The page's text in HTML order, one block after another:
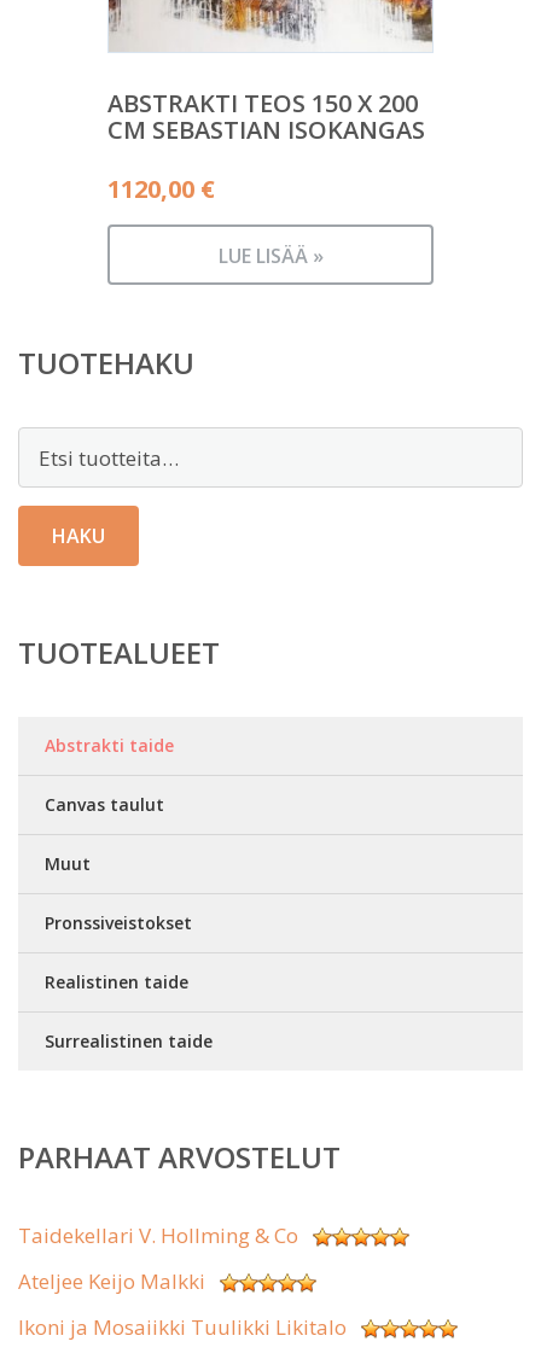
ABSTRAKTI TEOS 150 X 200
CM SEBASTIAN ISOKANGAS
1120,00 €
LUE LISÄÄ »
TUOTEHAKU
HAKU
TUOTEALUEET
Abstrakti taide
Canvas taulut
Muut
Pronssiveistokset
Realistinen taide
Surrealistinen taide
PARHAAT ARVOSTELUT
Taidekellari V. Hollming & Co
Ateljee Keijo Malkki
Ikoni ja Mosaiikki Tuulikki Likitalo